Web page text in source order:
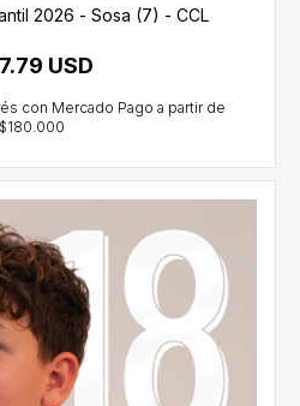
2026 - Sosa (7) - CCL
USD